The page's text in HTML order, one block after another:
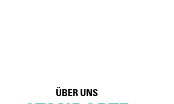
ÜBER UNS